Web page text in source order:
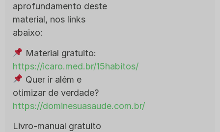
aprofundamento deste
material, nos links
abaixo:
Material gratuito:
https://icaro.med.br/15habitos/
Quer ir além e
otimizar de verdade?
https://dominesuasaude.com.br/
Livro-manual gratuito